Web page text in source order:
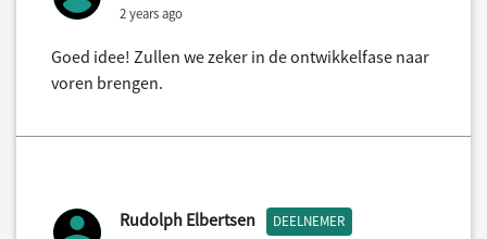
2 years ago
Goed idee! Zullen we zeker in de ontwikkelfase naar
voren brengen.
Rudolph Elbertsen DEELNEMER